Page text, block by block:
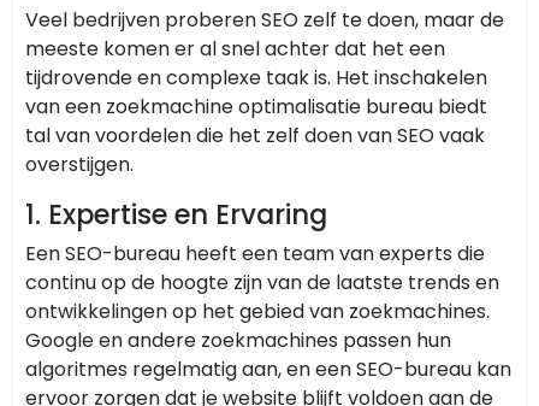
Veel bedrijven proberen SEO zelf te doen, maar de
meeste komen er al snel achter dat het een
tijdrovende en complexe taak is. Het inschakelen
van een zoekmachine optimalisatie bureau biedt
tal van voordelen die het zelf doen van SEO vaak
overstijgen.
1. Expertise en Ervaring
Een SEO-bureau heeft een team van experts die
continu op de hoogte zijn van de laatste trends en
ontwikkelingen op het gebied van zoekmachines.
Google en andere zoekmachines passen hun
algoritmes regelmatig aan, en een SEO-bureau kan
ervoor zorgen dat je website blijft voldoen aan de